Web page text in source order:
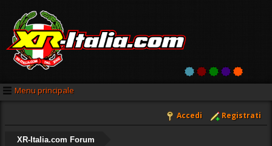
Menu principale
Accedi Registrati
XR-Italia.com Forum